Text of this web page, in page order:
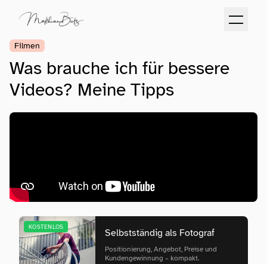
Filmen
Was brauche ich für bessere
Videos? Meine Tipps
KOSTENLOS
Selbstständig als Fotograf
Positionierung, Angebot, Preise und
Kundengewinnung – kompakt.